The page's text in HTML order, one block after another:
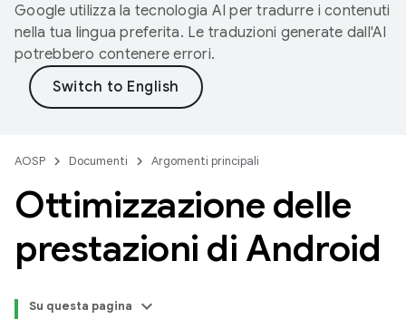
Google utilizza la tecnologia AI per tradurre i contenuti
nella tua lingua preferita. Le traduzioni generate dall'AI
potrebbero contenere errori.
AOSP Documenti Argomenti principali
Ottimizzazione delle
prestazioni di Android
Su questa pagina